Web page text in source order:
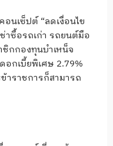
นเซ็ปต์ “ลดเงื่อนไข
าซื้อรถเก่า รถยนต์มือ
ชิกกองทุนบำเหน็จ
กเบี้ยพิเศษ 2.79%
าราชการก็สามารถ